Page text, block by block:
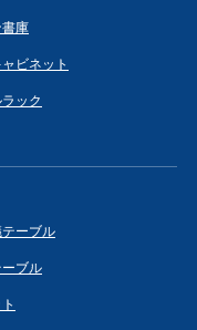
庫
ビネット
ック
ーブル
ブル